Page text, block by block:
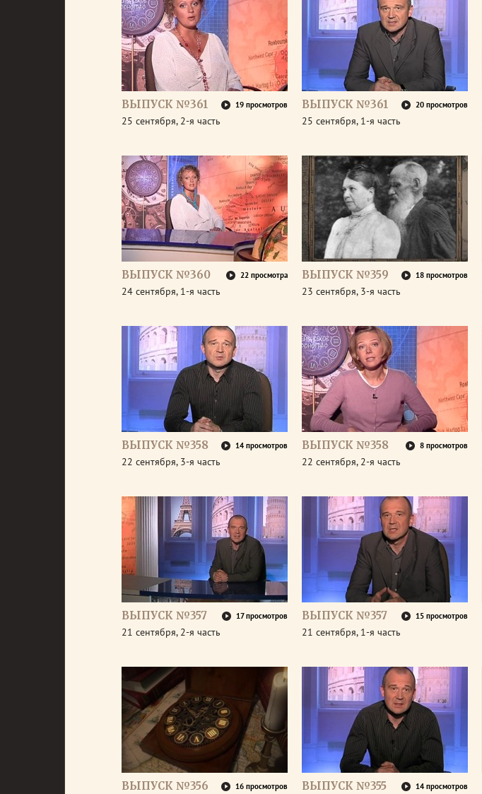
ВЫПУСК №361 19 просмотров
25 сентября, 2-я часть
ВЫПУСК №361 20 просмотров
25 сентября, 1-я часть
ВЫПУСК №360 22 просмотра
24 сентября, 1-я часть
ВЫПУСК №359 18 просмотров
23 сентября, 3-я часть
ВЫПУСК №358 14 просмотров
22 сентября, 3-я часть
ВЫПУСК №358 8 просмотров
22 сентября, 2-я часть
ВЫПУСК №357 17 просмотров
21 сентября, 2-я часть
ВЫПУСК №357 15 просмотров
21 сентября, 1-я часть
ВЫПУСК №356 16 просмотров ВЫПУСК №355 14 просмотров